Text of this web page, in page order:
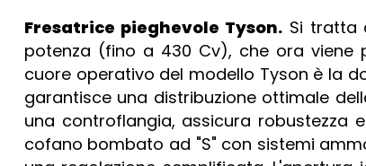
Fresatrice pieghevole Tyson.Si tratta
potenza (fino a 430 Cv), che ora viene
cuore operativo del modello Tyson è la
garantisce una distribuzione ottimale
una controflangia, assicura robustezza
cofano bombato ad "S" con sistemi